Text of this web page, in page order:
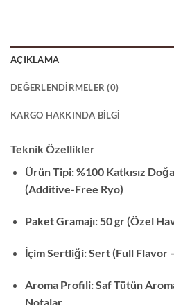
AÇIKLAMA
DEĞERLENDIRMELER (0)
KARGO HAKKINDA BILGI
Teknik Özellikler
Ürün Tipi:%100 Katkısız
(Additive-Free Ryo)
Paket Gramajı:50 gr (Özel
İçim Sertliği:Sert (Full Flavor
Aroma Profili:Saf Tütün
Notalar